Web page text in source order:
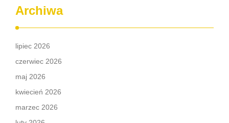
Archiwa
lipiec 2026
czerwiec 2026
maj 2026
kwiecień 2026
marzec 2026